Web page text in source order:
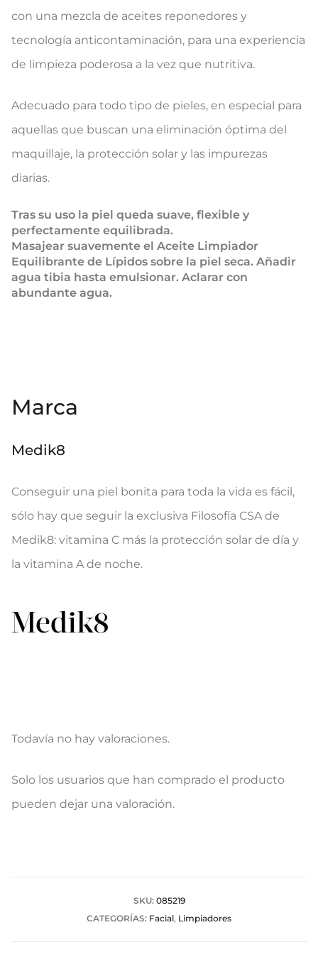
con una mezcla de aceites reponedores y
tecnología anticontaminación, para una experiencia
de limpieza poderosa a la vez que nutritiva.
Adecuado para todo tipo de pieles, en especial para
aquellas que buscan una eliminación óptima del
maquillaje, la protección solar y las impurezas
diarias.
Tras su uso la piel queda suave, flexible y
perfectamente equilibrada.
Masajear suavemente el Aceite Limpiador
Equilibrante de Lípidos sobre la piel seca. Añadir
agua tibia hasta emulsionar. Aclarar con
abundante agua.
Marca
Medik8
Conseguir una piel bonita para toda la vida es fácil,
sólo hay que seguir la exclusiva Filosofía CSA de
Medik8: vitamina C más la protección solar de día y
la vitamina A de noche.
V
a
Todavía no hay valoraciones.
Solo los usuarios que han comprado el producto
pueden dejar una valoración.
SKU: 085219
CATEGORÍAS: Facial, Limpiadores